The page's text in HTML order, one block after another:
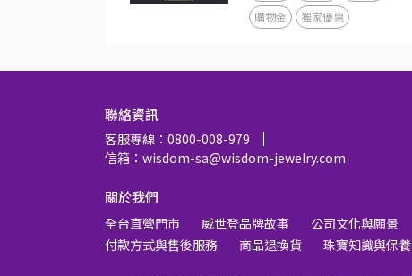
購物金
獨家優惠
聯絡資訊
客服專線：0800-008-979
信箱：wisdom-sa@wisdom-jewelry.com
關於我們
全台直營門市 威世登品牌故事 公司文化與願景
付款方式與售後服務
商品退換貨 珠寶知識與保養